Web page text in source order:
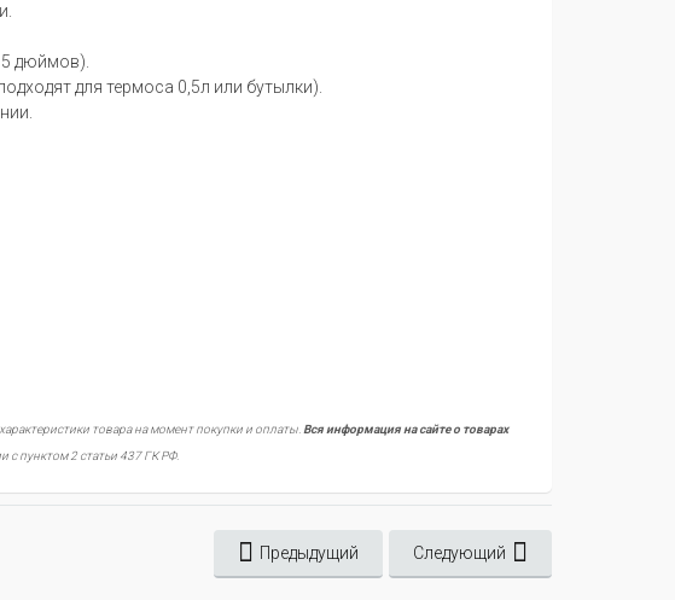
дюймов).
для термоса 0,5л или бутылки).
товара на момент покупки и оплаты. Вся информация на сайте о товарах
с пунктом 2 статьи 437 ГК РФ.
Предыдущий Следующий